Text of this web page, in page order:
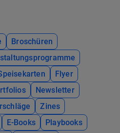
Broschüren
Flyer
Newsletter
Zines
E-Books
Playbooks